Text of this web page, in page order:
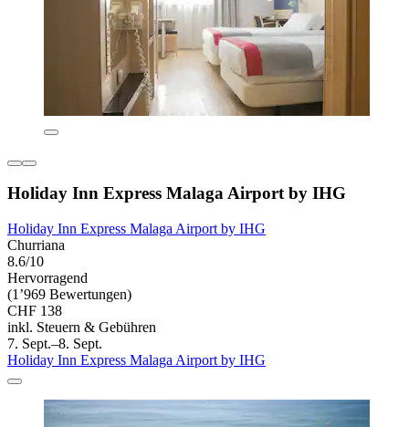
Holiday Inn Express Malaga Airport by IHG
Holiday Inn Express Malaga Airport by IHG
Churriana
8.6/10
Hervorragend
(1’969 Bewertungen)
CHF 138
inkl. Steuern & Gebühren
7. Sept.–8. Sept.
Holiday Inn Express Malaga Airport by IHG